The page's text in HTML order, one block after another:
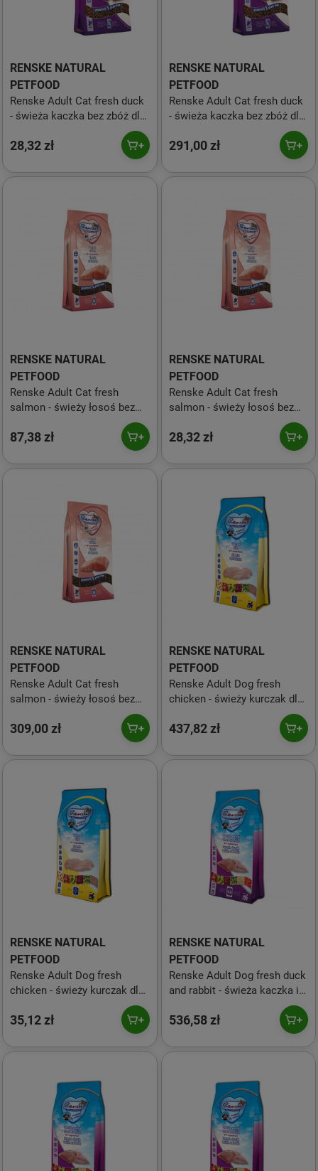
RENSKE NATURAL
PETFOOD
Renske Adult Cat fresh duck
- świeża kaczka bez zbóż dla
28,32 zł
RENSKE NATURAL
PETFOOD
Renske Adult Cat fresh duck
- świeża kaczka bez zbóż dla
291,00 zł
RENSKE NATURAL
PETFOOD
Renske Adult Cat fresh
salmon - świeży łosoś bez
zbóż dla dorosłych kotów -
1,5 kg
87,38 zł
RENSKE NATURAL
PETFOOD
Renske Adult Cat fresh
salmon - świeży łosoś bez
zbóż dla dorosłych kotów -
400 g
28,32 zł
RENSKE NATURAL
PETFOOD
Renske Adult Cat fresh
salmon - świeży łosoś bez
zbóż dla dorosłych kotów - 6
kg
309,00 zł
RENSKE NATURAL
PETFOOD
Renske Adult Dog fresh
chicken - świeży kurczak dla
dorosłych psów (bez zbóż)
12 kg
437,82 zł
RENSKE NATURAL
PETFOOD
Renske Adult Dog fresh
chicken - świeży kurczak dla
dorosłych psów (bez zbóż)
600 g
35,12 zł
RENSKE NATURAL
PETFOOD
Renske Adult Dog fresh duck
and rabbit - świeża kaczka i
536,58 zł